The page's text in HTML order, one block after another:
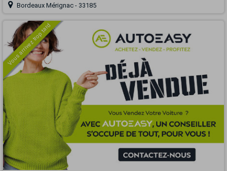
Bordeaux Mérignac - 33185
Vous arrivez trop tard